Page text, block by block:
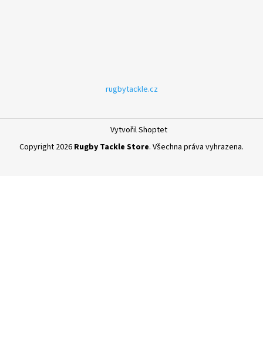
rugbytackle.cz
Vytvořil Shoptet
Copyright 2026 Rugby Tackle Store. Všechna práva vyhrazena.